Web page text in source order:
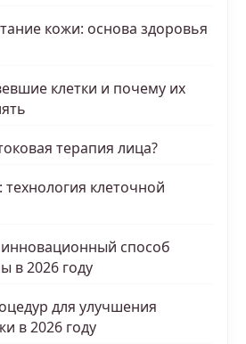
кожи: основа здоровья
клетки и почему их
терапия лица?
технология клеточной
способ
в 2026 году
для улучшения
в 2026 году